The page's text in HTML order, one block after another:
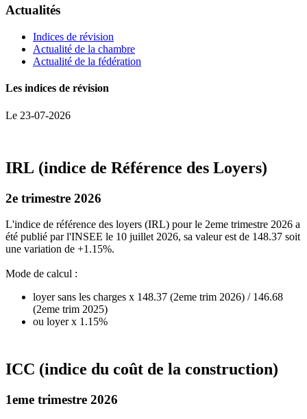
Actualités
Indices de révision
Actualité de la chambre
Actualité de la fédération
Les indices de révision
Le 23-07-2026
IRL (indice de Référence des Loyers)
2e trimestre 2026
L'indice de référence des loyers (IRL) pour le 2eme trimestre 2026 a
été publié par l'INSEE le 10 juillet 2026, sa valeur est de 148.37 soit
une variation de +1.15%.
Mode de calcul :
loyer sans les charges x 148.37 (2eme trim 2026) / 146.68
(2eme trim 2025)
ou loyer x 1.15%
ICC (indice du coût de la construction)
1eme trimestre 2026